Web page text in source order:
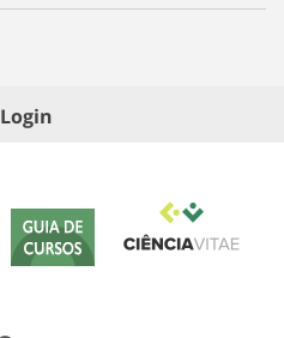
Login